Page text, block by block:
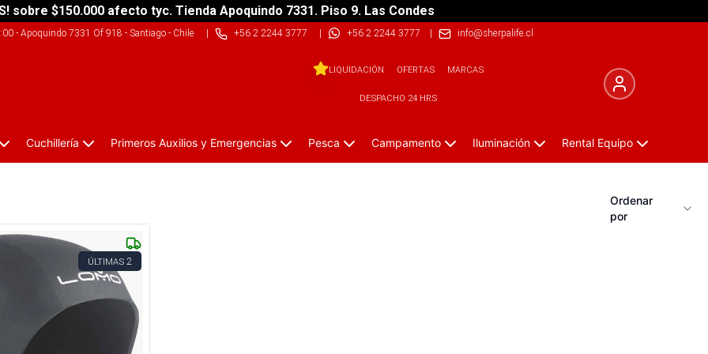
sobre $150.000 afecto tyc. Tienda Apoquindo 7331. Piso 9. Las Condes
- Apoquindo 7331 Of 918 - Santiago - Chile| +56 2 2244 3777 | +56 2 2244 3777 | info@sherpalife.cl
LIQUIDACIÓN OFERTAS MARCAS
DESPACHO 24 HRS
Cuchillería Primeros Auxilios y Emergencias Pesca Campamento Iluminación Rental Equipo
Ordenar
por
ÚLTIMAS 2